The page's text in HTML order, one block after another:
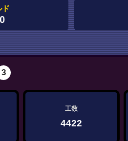
ド
3
工数
4422